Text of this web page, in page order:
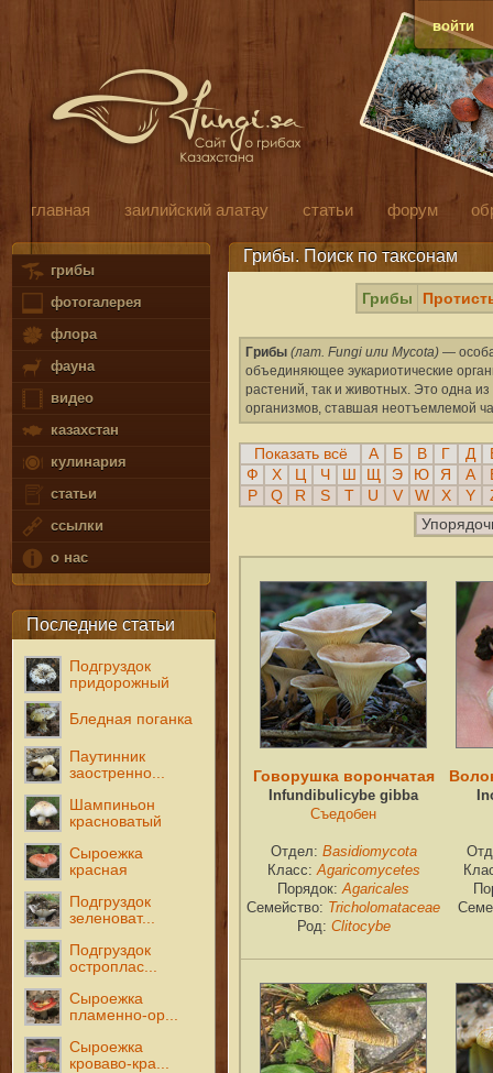
войти
главная заилийский алатау статьи форум
грибы
фотогалерея
флора
фауна
видео
казахстан
кулинария
статьи
ссылки
о нас
Последние статьи
Подгруздок
придорожный
Бледная поганка
Паутинник
заостренно...
Шампиньон
красноватый
Сыроежка
красная
Подгруздок
зеленоват...
Подгруздок
остроплас...
Сыроежка
пламенно-ор...
Сыроежка
кроваво-кра...
Грибы. Поиск по таксонам
Грибы
Грибы (лат. Fungi или Mycota) —
объединяющее эукариотические
растений, так и животных. Это одна
организмов, ставшая неотъемлемой
Показать всё А Б В Г Д
Ф
Х Ч Э Ю Я A
P
Q R S T U V W X Y
Говорушка ворончатая
Infundibulicybe gibba
Съедобен
Отдел: Basidiomycota
Класс: Agaricomycetes
Порядок: Agaricales
Семейство: Tricholomataceae
Род: Clitocybe